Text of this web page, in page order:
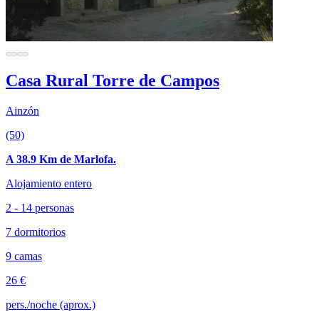
Casa Rural Torre de Campos
Ainzón
(50)
A 38.9 Km de Marlofa.
Alojamiento entero
2 - 14 personas
7 dormitorios
9 camas
26 €
pers./noche (aprox.)